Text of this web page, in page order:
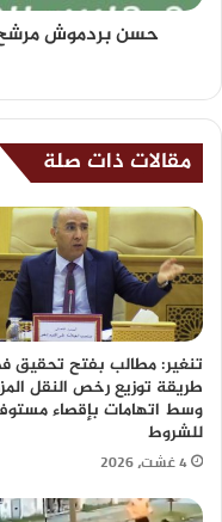
حسن بردموش مرشح
مقالات ذات صلة
تنغير: مطالب بفتح تحقيق
طريقة توزيع رخص النقل
وسط اتهامات بإقصاء
للشروط
4 غشت، 2026